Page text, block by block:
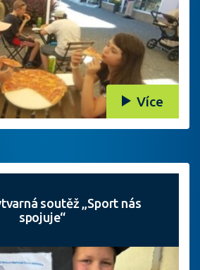
Více
soutěž „Sport nás
spojuje“